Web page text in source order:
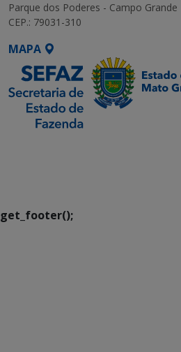
Parque dos Poderes - Campo
CEP.: 79031-310
MAPA
get_footer();